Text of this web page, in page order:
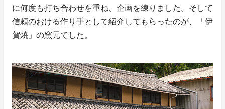
に何度も打ち合わせを重ね、企画を練りました。そして
信頼のおける作り手として紹介してもらったのが、「伊
賀焼」の窯元でした。